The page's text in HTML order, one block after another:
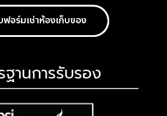
ฐานการรับรอง